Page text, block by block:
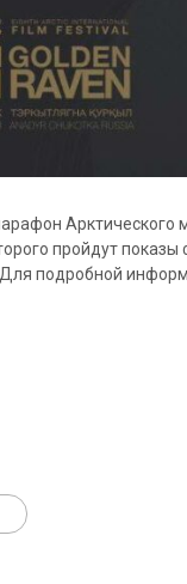
Арктического
пройдут
подробной